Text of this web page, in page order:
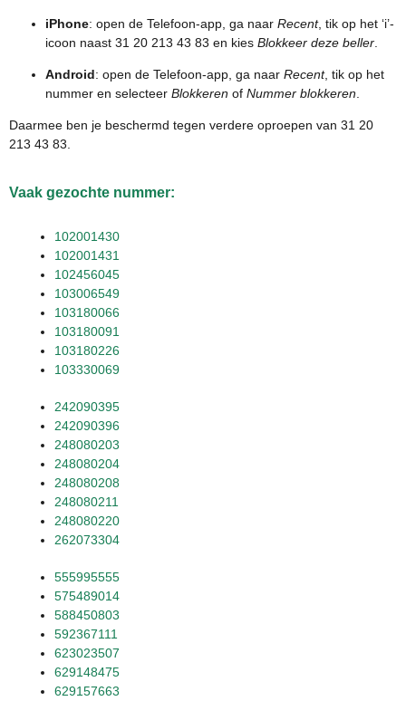
iPhone: open de Telefoon-app, ga naar Recent, tik op het ‘i’-
icoon naast 31 20 213 43 83 en kies Blokkeer deze beller
Android: open de Telefoon-app, ga naar Recent, tik op het
nummer en selecteer Blokkeren of Nummer blokkeren
Daarmee ben je beschermd tegen verdere oproepen van 31 20
213 43 83.
Vaak gezochte nummer:
102001430
102001431
102456045
103006549
103180066
103180091
103180226
103330069
242090395
242090396
248080203
248080204
248080208
248080211
248080220
262073304
555995555
575489014
588450803
592367111
623023507
629148475
629157663